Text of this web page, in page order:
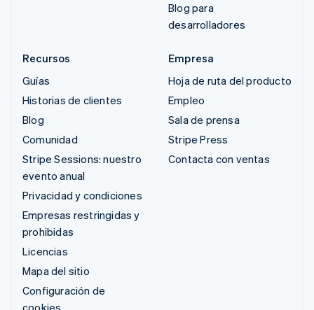
Blog para
desarrolladores
Recursos
Guías
Historias de clientes
Blog
Comunidad
Stripe Sessions: nuestro
evento anual
Privacidad y condiciones
Empresas restringidas y
prohibidas
Licencias
Mapa del sitio
Configuración de
Empresa
Hoja de ruta del producto
Empleo
Sala de prensa
Stripe Press
Contacta con ventas